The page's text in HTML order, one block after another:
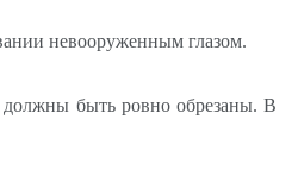
невооруженным глазом.
должны быть ровно обрезаны. В